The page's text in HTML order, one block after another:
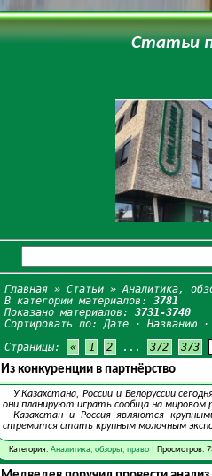
Статьи
Главная »Статьи » Аналитика,
В категории материалов:3781
Показано материалов:3731-3740
Сортировать по:Дате ·Названию
Страницы:
« 1 2 ... 372 373
Из конкуренции в партнёрство
У Казахстана, России и Белоруссии
они планируют играть сообща на мировом
– Казахстан и Россия являются
стремится стать крупным молочным
Категория: Аналитика, обзоры, право| Просмотров: